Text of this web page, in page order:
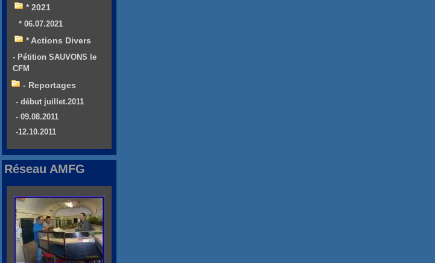
* 2021
* 06.07.2021
* Actions Divers
- Pétition SAUVONS le
CFM
- Reportages
- début juillet.2011
- 09.08.2011
-12.10.2011
Réseau AMFG